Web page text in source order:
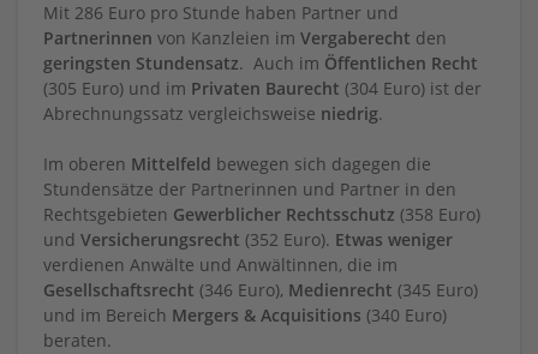
Mit 286 Euro pro Stunde haben Partner und
Partnerinnen von Kanzleien im Vergaberecht den
geringsten Stundensatz. Auch im Öffentlichen Recht
(305 Euro) und im Privaten Baurecht (304 Euro) ist der
Abrechnungssatz vergleichsweise niedrig.
Im oberen Mittelfeld bewegen sich dagegen die
Stundensätze der Partnerinnen und Partner in den
Rechtsgebieten Gewerblicher Rechtsschutz (358 Euro)
und Versicherungsrecht (352 Euro). Etwas weniger
verdienen Anwälte und Anwältinnen, die im
Gesellschaftsrecht (346 Euro), Medienrecht (345 Euro)
und im Bereich Mergers & Acquisitions (340 Euro)
beraten.